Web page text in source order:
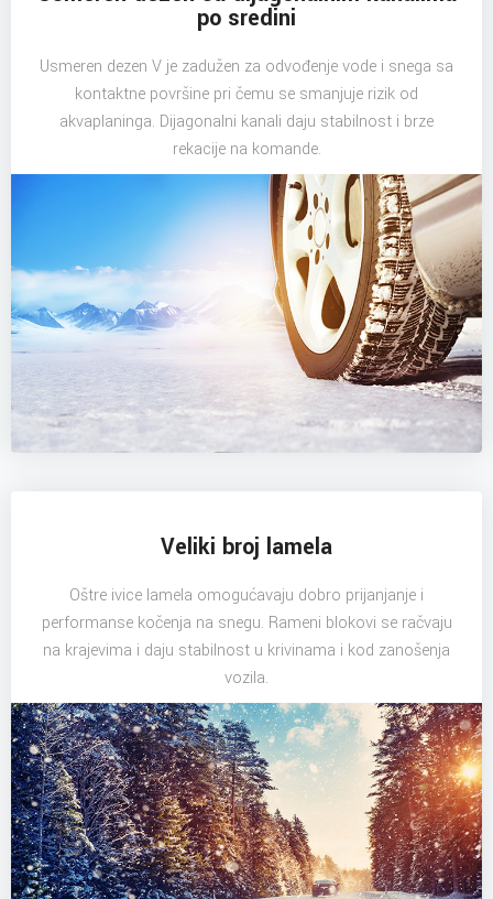
po sredini
Usmeren dezen V je zadužen za odvođenje vode i snega sa
kontaktne površine pri čemu se smanjuje rizik od
akvaplaninga. Dijagonalni kanali daju stabilnost i brze
rekacije na komande.
Veliki broj lamela
Oštre ivice lamela omogućavaju dobro prijanjanje i
performanse kočenja na snegu. Rameni blokovi se račvaju
na krajevima i daju stabilnost u krivinama i kod zanošenja
vozila.